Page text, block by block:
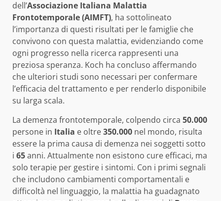
dell’Associazione Italiana Malattia
Frontotemporale (AIMFT), ha sottolineato
l’importanza di questi risultati per le famiglie che
convivono con questa malattia, evidenziando come
ogni progresso nella ricerca rappresenti una
preziosa speranza. Koch ha concluso affermando
che ulteriori studi sono necessari per confermare
l’efficacia del trattamento e per renderlo disponibile
su larga scala.
La demenza frontotemporale, colpendo circa 50.000
persone in Italia e oltre350.000 nel mondo, risulta
essere la prima causa di demenza nei soggetti sotto
i 65anni. Attualmente non esistono cure efficaci, ma
solo terapie per gestire i sintomi. Con i primi segnali
che includono cambiamenti comportamentali e
difficoltà nel linguaggio, la malattia ha guadagnato